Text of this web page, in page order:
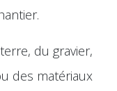
du gravier,
des matériaux